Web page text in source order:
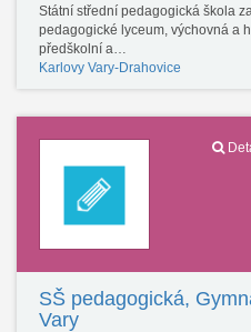
Státní střední pedagogická škola
pedagogické lyceum, výchovná a
předškolní a…
Karlovy Vary-Drahovice
SŠ pedagogická,
Vary